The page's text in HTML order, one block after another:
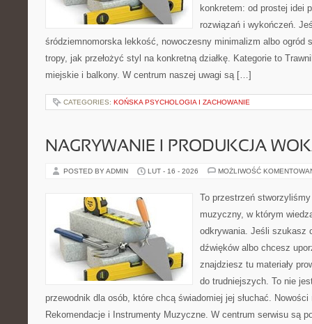
konkretem: od prostej idei
rozwiązań i wykończeń.
śródziemnomorska lekkość, nowoczesny minimalizm albo ogród
tropy, jak przełożyć styl na konkretną działkę. Kategorie to
miejskie i balkony. W centrum naszej uwagi są […]
CATEGORIES: KOŃSKA PSYCHOLOGIA I ZACHOWANIE
NAGRYWANIE I PRODUKCJA
POSTED BY ADMIN LUT - 16 - 2026 MOŻLIWOŚĆ
To przestrzeń
muzyczny, w którym
odkrywania. Jeśli szukasz
dźwięków albo chcesz
znajdziesz tu materiały
do trudniejszych. To nie
przewodnik dla osób, które chcą świadomiej jej słuchać.
Rekomendacje i Instrumenty Muzyczne. W centrum serwisu są